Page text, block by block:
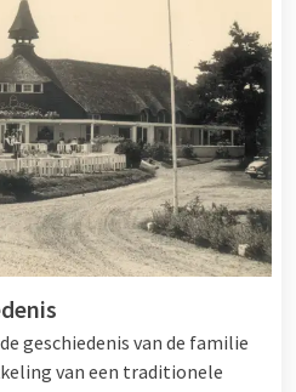
geschiedenis van de familie
van een traditionele